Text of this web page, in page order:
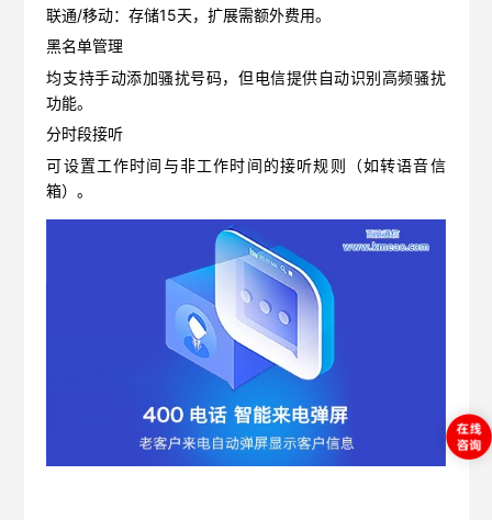
联通/移动‌：存储15天，扩展需额外费用。
黑名单管理
均支持手动添加骚扰号码，但电信提供自动识别高频骚扰
功能。
分时段接听
可设置工作时间与非工作时间的接听规则（如转语音信
箱）。